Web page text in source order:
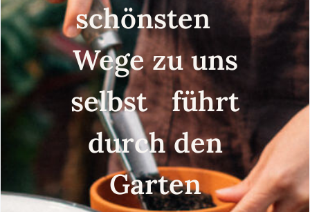
schönsten
Wege zu uns
selbst führt
durch den
Garten